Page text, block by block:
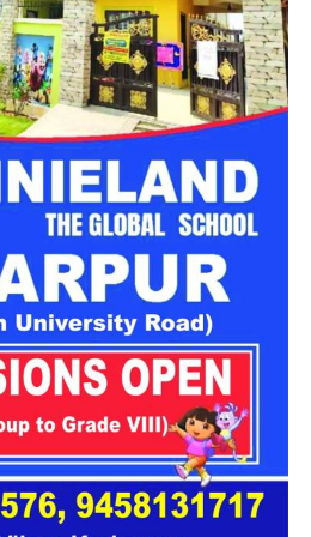
आपातकालीन परिचालन केंद्र को रात
प्राप्त हुई। बताया गया कि वाहन संख्या
संतुलन खो बैठा और सैकड़ों फीट
स्थानीय पुलिस और 108
पहुंची। दुर्गम इलाके में कई घंटों तक चले
ने खाई में गिरे डंपर तक पहुंचकर दोनों
किया।